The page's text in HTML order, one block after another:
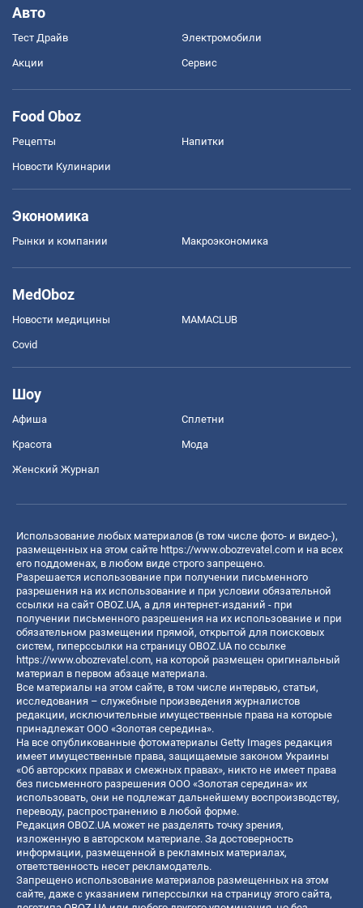
Авто
Тест Драйв Электромобили
Акции Сервис
Food Oboz
Рецепты Напитки
Новости Кулинарии
Экономика
Рынки и компании Mакроэкономика
MedOboz
Новости медицины MAMACLUB
Covid
Шоу
Афиша Сплетни
Красота Мода
Женский Журнал
Использование любых материалов (в том числе фото- и видео-),
размещенных на этом сайте https://www.obozrevatel.com и на всех
его поддоменах, в любом виде строго запрещено.
Разрешается использование при получении письменного
разрешения на их использование и при условии обязательной
ссылки на сайт OBOZ.UA, а для интернет-изданий - при
получении письменного разрешения на их использование и при
обязательном размещении прямой, открытой для поисковых
систем, гиперссылки на страницу OBOZ.UA по ссылке
https://www.obozrevatel.com, на которой размещен оригинальный
материал в первом абзаце материала.
Все материалы на этом сайте, в том числе интервью, статьи,
исследования – служебные произведения журналистов
редакции, исключительные имущественные права на которые
принадлежат ООО «Золотая середина».
На все опубликованные фотоматериалы Getty Images редакция
имеет имущественные права, защищаемые законом Украины
«Об авторских правах и смежных правах», никто не имеет права
без письменного разрешения ООО «Золотая середина» их
использовать, они не подлежат дальнейшему воспроизводству,
переводу, распространению в любой форме.
Редакция OBOZ.UA может не разделять точку зрения,
изложенную в авторском материале. За достоверность
информации, размещенной в рекламных материалах,
ответственность несет рекламодатель.
Запрещено использование материалов размещенных на этом
сайте, даже с указанием гиперссылки на страницу этого сайта,